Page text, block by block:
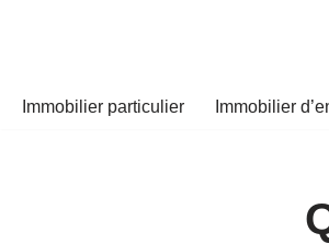
Immobilier particulier Immobilier